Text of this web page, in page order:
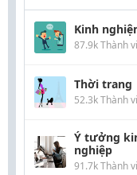
Kinh
87.9k Thành
Thời trang
52.3k Thành
Ý tưởng
nghiệp
91.7k Thành